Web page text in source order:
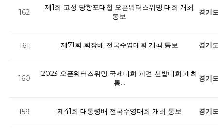
162
제1회 고성 당항포대첩 오픈워터스위밍 대회 개최
통보
경기
161 제71회 회장배 전국수영대회 개최 통보 경기
160
2023 오픈워터스위밍 국제대회 파견 선발대회 개최
통…
경기
159 제41회 대통령배 전국수영대회 개최 통보 경기